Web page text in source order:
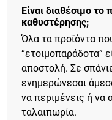
Είναι διαθέσιμο
καθυστέρησης;
Όλα τα προϊόντα
“ετοιμοπαράδοτα”
αποστολή. Σε
ενημερώνεσαι
να περιμένεις ή να
ταλαιπωρία.